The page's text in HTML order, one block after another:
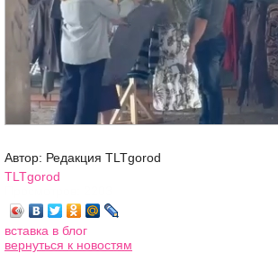
Автор: Редакция TLTgorod
TLTgorod
вставка в блог
вернуться к новостям